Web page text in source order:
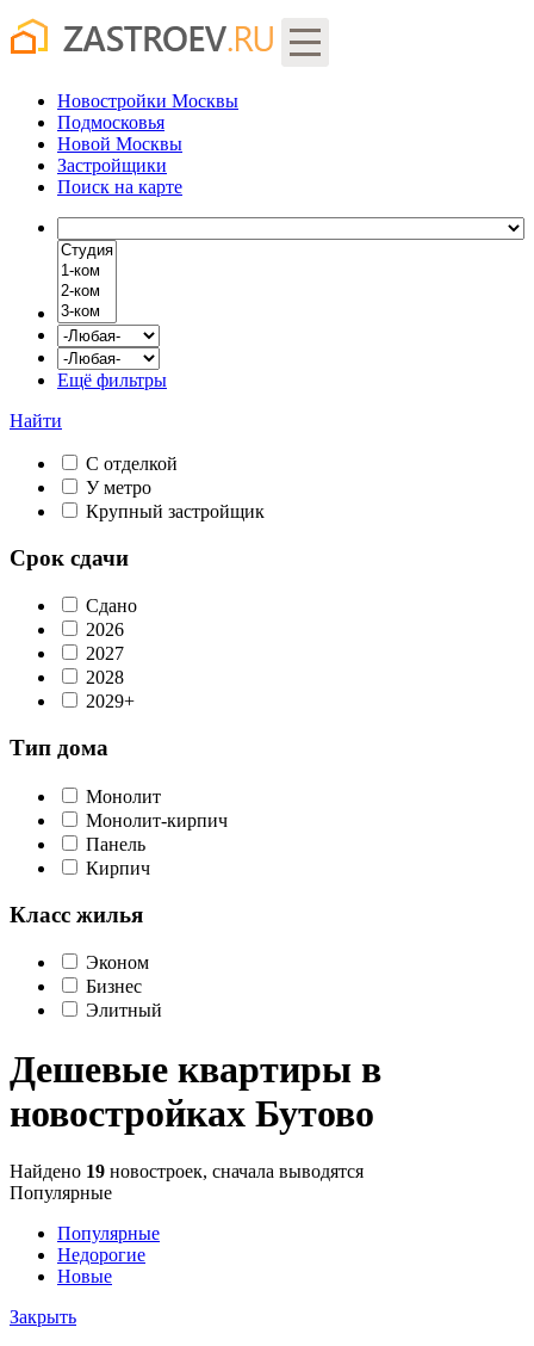
Новостройки Москвы
Подмосковья
Новой Москвы
Застройщики
Поиск на карте
Ещё фильтры
Найти
С отделкой
У метро
Крупный застройщик
Срок сдачи
Сдано
2026
2027
2028
2029+
Тип дома
Монолит
Монолит-кирпич
Панель
Кирпич
Класс жилья
Эконом
Бизнес
Элитный
Дешевые квартиры в
новостройках Бутово
Найдено 19 новостроек, сначала выводятся
Популярные
Популярные
Недорогие
Новые
Закрыть